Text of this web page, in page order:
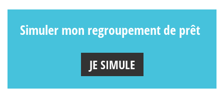
Simuler mon regroupement de prêt
JE SIMULE